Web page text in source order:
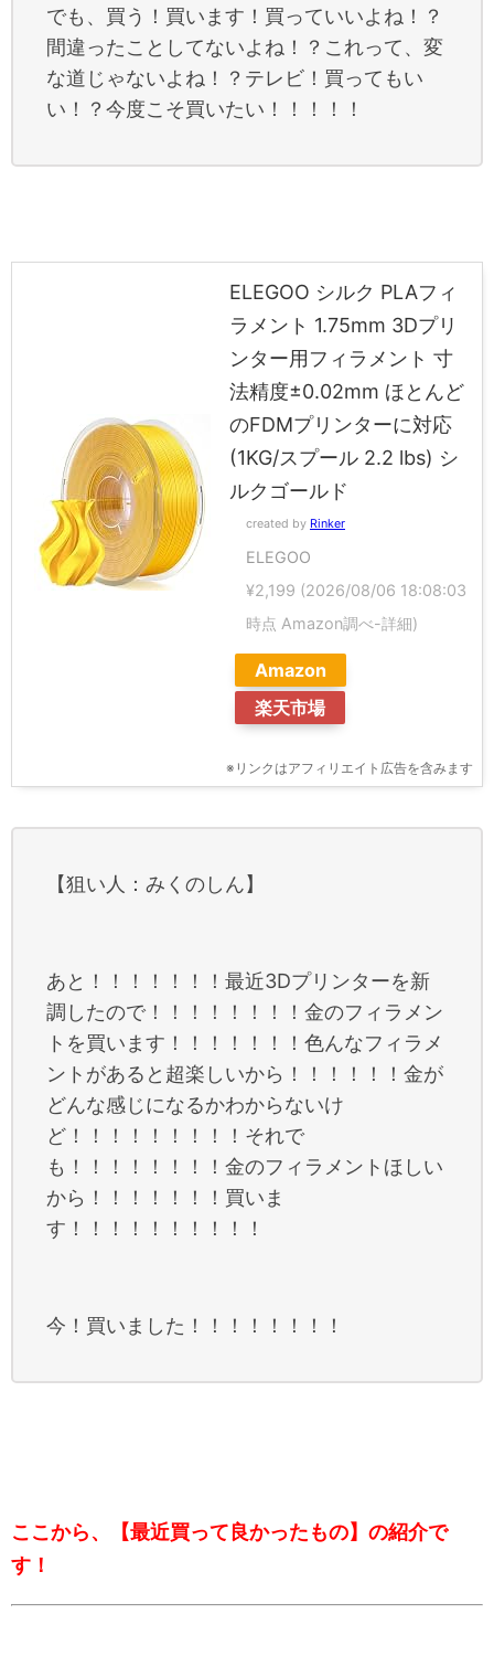
でも、買う！買います！買っていいよね！？
間違ったことしてないよね！？これって、変
な道じゃないよね！？テレビ！買ってもい
い！？今度こそ買いたい！！！！！
ELEGOO シルク PLAフィ
ラメント 1.75mm 3Dプリ
ンター用フィラメント 寸
法精度±0.02mm ほとんど
のFDMプリンターに対応
(1KG/スプール 2.2 lbs) シ
ルクゴールド
created by Rinker
ELEGOO
¥2,199 (2026/08/06 18:08:03
時点 Amazon調べ-詳細)
Amazon
楽天市場
※リンクはアフィリエイト広告を含みます
【狙い人：みくのしん】
あと！！！！！！！最近3Dプリンターを新
調したので！！！！！！！！金のフィラメン
トを買います！！！！！！！色んなフィラメ
ントがあると超楽しいから！！！！！！金が
どんな感じになるかわからないけ
ど！！！！！！！！！それで
も！！！！！！！！金のフィラメントほしい
から！！！！！！！買いま
す！！！！！！！！！！
今！買いました！！！！！！！！
ここから、【最近買って良かったもの】の紹介で
す！